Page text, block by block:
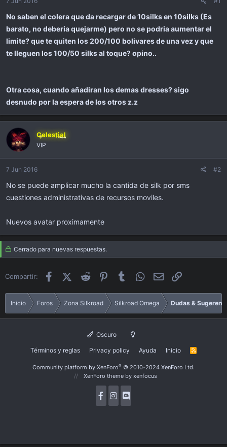
i
No saben el colera que da recargar de 10silks en 10silks (Es
barato, no deberia quejarme) pero no se podria aumentar el
limite? que te quiten los 200/100 bolivares de una vez y que
te lleguen los 100/50 silks al toque? opino..
Otra cosa, cuando añadiran los demas dresses? sigo
desnudo por la espera de los otros z.z
Celestial
VIP
7 Jun 2016 #2
No se puede amplicar mucho la cantida de silk por sms
cuestiones administrativas de recursos moviles.
Nuevos avatar proximamente
Cerrado para nuevas respuestas.
Compartir: FacebookX (Twitter)
Reddit PinterestTumblr WhatsApp
Email
Inicio Foros Zona Silkroad Silkroad Omega Dudas &
Oscuro
Términos y reglas Privacy policy Ayuda Inicio
R
Community platform by XenForo® © 2010-2024 XenForo Ltd.
XenForo theme by xenfocus